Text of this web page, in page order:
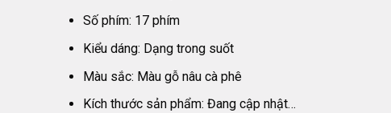
Số phím: 17 phím
Kiểu dáng: Dạng trong suốt
Màu sắc: Màu gỗ nâu cà phê
Kích thước sản phẩm: Đang cập nhật…